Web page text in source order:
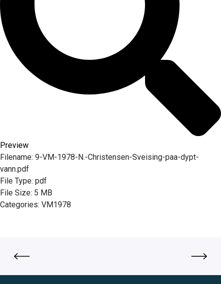
Preview
Filename: 9-VM-1978-N.-Christensen-Sveising-paa-dypt-
vann.pdf
File Type: pdf
File Size: 5 MB
Categories: VM1978